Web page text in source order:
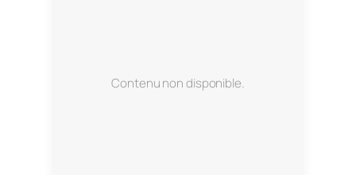
Contenu non disponible.